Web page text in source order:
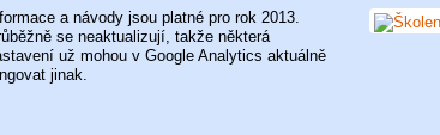
a návody jsou platné pro rok 2013.
se neaktualizují, takže některá
už mohou v Google Analytics aktuálně
jinak.